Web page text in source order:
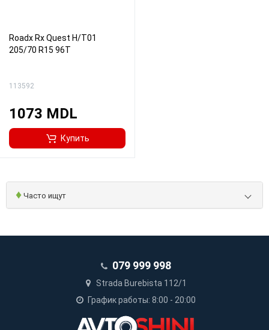
Roadx Rx Quest H/T01
205/70 R15 96T
113592
1073 MDL
Купить
♦ Часто ищут
079 999 998
Strada Burebista 112/1
График работы: 8:00 - 20:00